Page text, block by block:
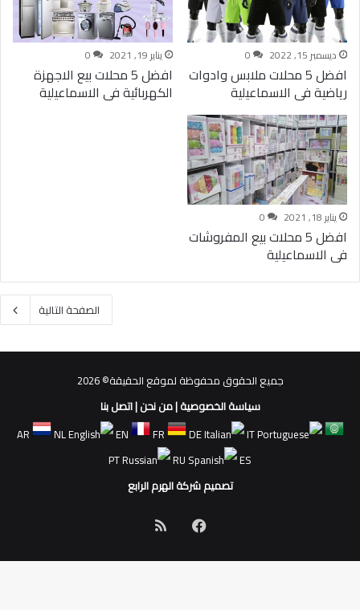
ديسمبر 15, 2022 0
افضل 5 محلات ملابس وادوات
رياضية فى الاسماعيلية
يناير 19, 2021 0
افضل 5 محلات بيع الاجهزة
الكهربائية فى الاسماعيلية
يناير 18, 2021 0
افضل 5 محلات بيع المفروشات
فى الاسماعيلية
الصفحة التالية
جميع الحقوق محفوظة لموقع الحقيقة© 2026
سياسة الخصوصية|من نحن|اتصل بنا
AR
NL EN FR DE
IT
PT
RU
ES
تصميم شركة الهرم الرابع
فيسبوك
الموقع